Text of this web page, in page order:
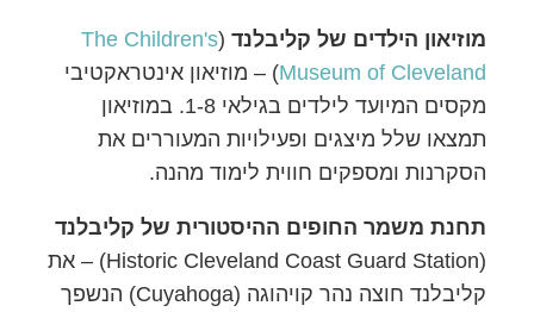
מוזיאון הילדים של קליבלנד (
The Children's
Museum of Cleveland‏) – מוזיאון אינטראקטיבי
מקסים המיועד לילדים בגילאי 1-8. במוזיאון
תמצאו שלל מיצגים ופעילויות המעוררים את
הסקרנות ומספקים חווית לימוד מהנה.
תחנת משמר החופים ההיסטורית של קליבלנד
(Historic Cleveland Coast Guard Station) – את
קליבלנד חוצה נהר קויהוגה (Cuyahoga) הנשפך